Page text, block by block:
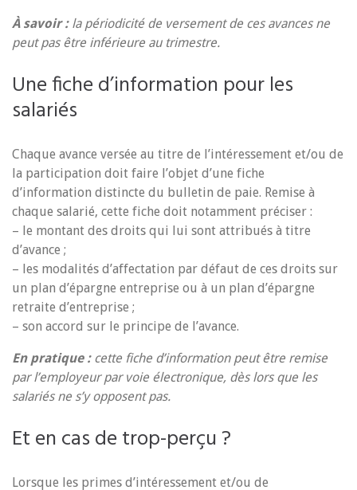
À savoir :la périodicité de versement de ces avances ne
peut pas être inférieure au trimestre.
Une fiche d’information pour les
salariés
Chaque avance versée au titre de l’intéressement et/ou de
la participation doit faire l’objet d’une fiche
d’information distincte du bulletin de paie. Remise à
chaque salarié, cette fiche doit notamment préciser :
– le montant des droits qui lui sont attribués à titre
d’avance ;
– les modalités d’affectation par défaut de ces droits sur
un plan d’épargne entreprise ou à un plan d’épargne
retraite d’entreprise ;
– son accord sur le principe de l’avance.
En pratique :cette fiche d’information peut être remise
par l’employeur par voie électronique, dès lors que les
salariés ne s’y opposent pas.
Et en cas de trop-perçu ?
Lorsque les primes d’intéressement et/ou de